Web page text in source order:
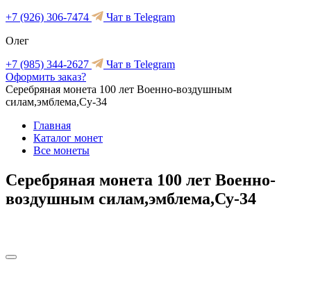
+7 (926) 306-7474
Чат в Telegram
Олег
+7 (985) 344-2627
Чат в Telegram
Оформить заказ?
Серебряная монета 100 лет Военно-воздушным
силам,эмблема,Су-34
Главная
Каталог монет
Все монеты
Серебряная монета 100 лет Военно-
воздушным силам,эмблема,Су-34